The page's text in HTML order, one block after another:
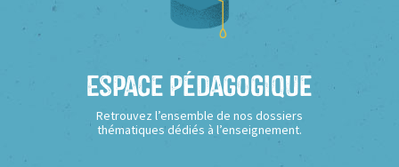
Espace Pédagogique
Retrouvez l’ensemble de nos dossiers
thématiques dédiés à l’enseignement.